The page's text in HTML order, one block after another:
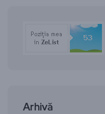
Arhivă